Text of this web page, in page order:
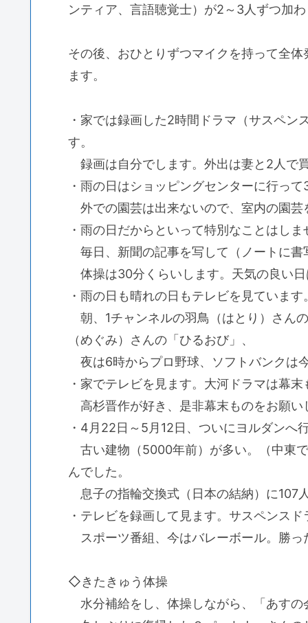
ンティア、言語聴覚士）が2～3人ずつ加
その後、おひとりずつマイクを持って全
ます。
・家では録画した2時間ドラマ（サスペ
す。
録画は自分でします。外出は妻と2人で
・雨の日はショッピングセンターに行っ
外での園芸は出来ないので、室内の園
・雨の日だからといって特別なことはしま
毎日、新聞の記事を写して（ノートに書
体操は30分くらいします。天気の良い
・雨の日も晴れの日もテレビを見ています
朝、1チャンネルの羽鳥（はとり）さん
（めぐみ）さんの「ひるおび」、
夜は6時からプロ野球、ソフトバンクは
・家でテレビを見ます。大河ドラマは幕
高杉晋作が好き、是非幕末ものをお願
・4月22日～5月12日、ついにヨルダンへ
古い建物（5000年前）が多い。（中東
んでした。
息子の指輪交換式（日本の結納）に107
・テレビを録画して見ます。サスペンス
スポーツ番組、今はバレーボール。勝っ
◇きたきゅう体操
水分補給をし、体操しながら、「あすの